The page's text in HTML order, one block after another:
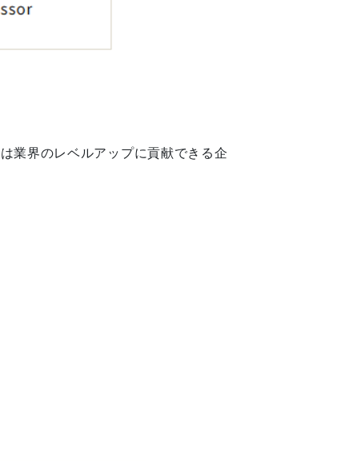
業界のレベルアップに貢献できる企